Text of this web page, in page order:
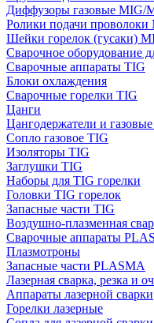
Диффузоры газовые MIG/
Ролики подачи
Шейки горелок (гусаки)
Сварочное оборудование
Сварочные аппараты TIG
Блоки охлаждения
Сварочные горелки TIG
Цанги
Цангодержатели и
Сопло газовое TIG
Изоляторы TIG
Заглушки TIG
Наборы для TIG горелки
Головки TIG горелок
Запасные части TIG
Воздушно-плазменная
Сварочные аппараты
Плазмотроны
Запасные части PLASMA
Лазерная сварка, резка и
Аппараты лазерной сварки
Горелки лазерные